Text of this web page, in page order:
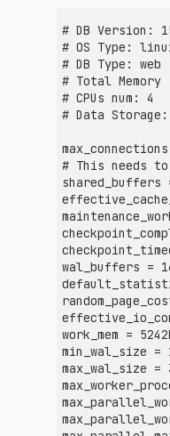
    server {
set
set
# this
listen
listen
#
#
# Send
include
#
        }
#
# DB Version:
# OS Type:
# DB Type: web
# Total Memory
# CPUs num: 4
# Data
# This needs to
shared_buffers
wal_buffers =
work_mem =
min_wal_size =
max_wal_size =